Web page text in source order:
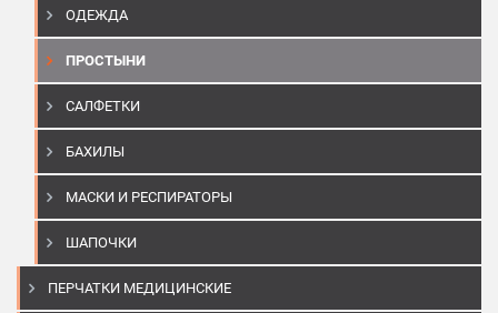
ОДЕЖДА
ПРОСТЫНИ
САЛФЕТКИ
БАХИЛЫ
МАСКИ И РЕСПИРАТОРЫ
ШАПОЧКИ
ПЕРЧАТКИ МЕДИЦИНСКИЕ